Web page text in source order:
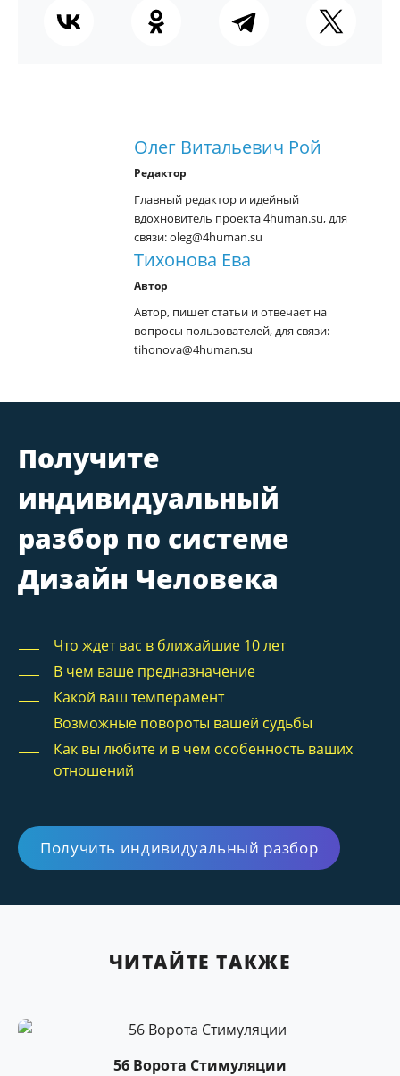
Олег Витальевич Рой
Редактор
Главный редактор и идейный
вдохновитель проекта 4human.su, для
связи: oleg@4human.su
Тихонова Ева
Автор
Автор, пишет статьи и отвечает на
вопросы пользователей, для связи:
tihonova@4human.su
Получите
индивидуальный
разбор по системе
Дизайн Человека
Что ждет вас в ближайшие 10 лет
В чем ваше предназначение
Какой ваш темперамент
Возможные повороты вашей судьбы
Как вы любите и в чем особенность ваших
отношений
Получить индивидуальный разбор
ЧИТАЙТЕ ТАКЖЕ
56 Ворота Стимуляции